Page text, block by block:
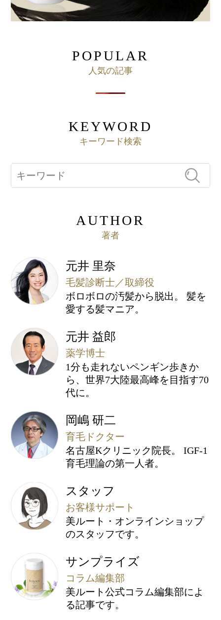
POPULAR
⼈気の記事
KEYWORD
キーワード検索
AUTHOR
著者
元井 里奈
毛髪診断士／取締役
ボロボロの汚髪から脱出。 髪を
愛する髪マニア。
元井 益郎
薬学博士
1分も走れないペンギン歩きか
ら、世界7大陸最高峰を目指す70
代に。
岡嶋 研二
育毛ドクター
名古屋Kクリニック院長。 IGF-1
育毛理論の第一人者。
スタッフ
お客様サポート
美ルート・オンラインショップ
のスタッフです。
サンプライズ
コラム編集部
美ルート公式コラム編集部によ
る記事です。